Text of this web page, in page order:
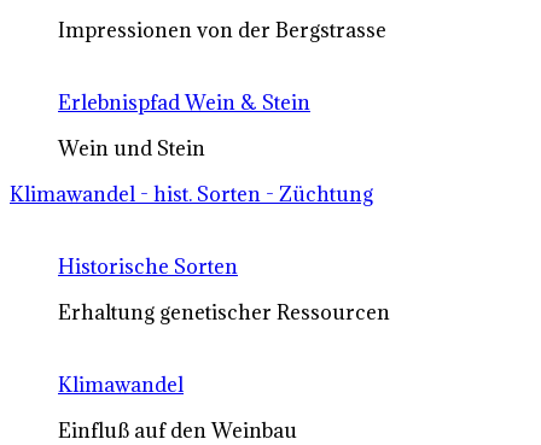
Impressionen von der Bergstrasse
Erlebnispfad Wein & Stein
Wein und Stein
Klimawandel - hist. Sorten - Züchtung
Historische Sorten
Erhaltung genetischer Ressourcen
Klimawandel
Einfluß auf den Weinbau